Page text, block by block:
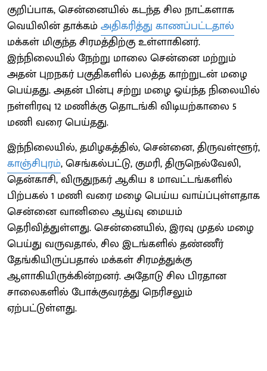
குறிப்பாக, சென்னையில் கடந்த சில நாட்களாக
வெயிலின் தாக்கம் அதிகரித்து காணப்பட்டதால்
மக்கள் மிகுந்த சிரமத்திற்கு உள்ளாகினர்.
இந்நிலையில் நேற்று மாலை சென்னை மற்றும்
அதன் புறநகர் பகுதிகளில் பலத்த காற்றுடன் மழை
பெய்தது. அதன் பின்பு சற்று மழை ஓய்ந்த நிலையில்
நள்ளிரவு 12 மணிக்கு தொடங்கி விடியற்காலை 5
மணி வரை பெய்தது.
இந்நிலையில், தமிழகத்தில், சென்னை, திருவள்ளூர்,
காஞ்சிபுரம், செங்கல்பட்டு, குமரி, திருநெல்வேலி,
தென்காசி, விருதுநகர் ஆகிய 8 மாவட்டங்களில்
பிற்பகல் 1 மணி வரை மழை பெய்ய வாய்ப்புள்ளதாக
சென்னை வானிலை ஆய்வு மையம்
தெரிவித்துள்ளது. சென்னையில், இரவு முதல் மழை
பெய்து வருவதால், சில இடங்களில் தண்ணீர்
தேங்கியிருப்பதால் மக்கள் சிரமத்துக்கு
ஆளாகியிருக்கின்றனர். அதோடு சில பிரதான
சாலைகளில் போக்குவரத்து நெரிசலும்
ஏற்பட்டுள்ளது.